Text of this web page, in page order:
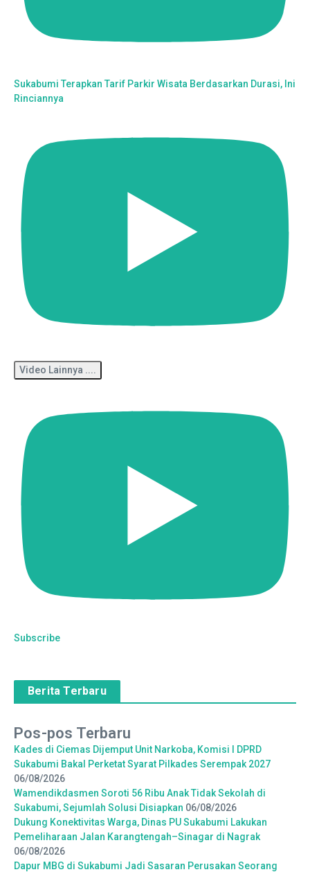
Sukabumi Terapkan Tarif Parkir Wisata Berdasarkan Durasi, Ini
Rinciannya
Video Lainnya ....
Subscribe
Berita Terbaru
Pos-pos Terbaru
Kades di Ciemas Dijemput Unit Narkoba, Komisi I DPRD
Sukabumi Bakal Perketat Syarat Pilkades Serempak 2027
06/08/2026
Wamendikdasmen Soroti 56 Ribu Anak Tidak Sekolah di
Sukabumi, Sejumlah Solusi Disiapkan 06/08/2026
Dukung Konektivitas Warga, Dinas PU Sukabumi Lakukan
Pemeliharaan Jalan Karangtengah–Sinagar di Nagrak
06/08/2026
Dapur MBG di Sukabumi Jadi Sasaran Perusakan Seorang